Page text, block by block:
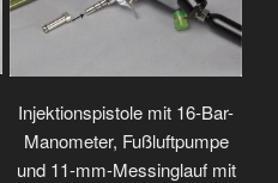
Injektionspistole mit 16-Bar-
Manometer, Fußluftpumpe
und 11-mm-Messinglauf mit